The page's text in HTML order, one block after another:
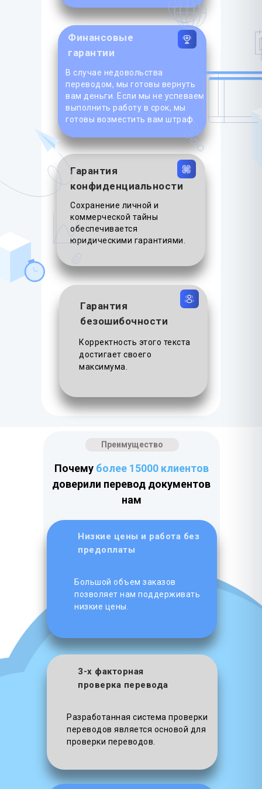
Гарантия
конфиденциальности
Финансовые
гарантии
Гарантия
безошибочности
Сохранение личной и
коммерческой тайны
обеспечивается
юридическими гарантиями.
В случае недовольства
переводом, мы готовы вернуть
вам деньги. Если мы не успеваем
выполнить работу в срок, мы
готовы возместить вам штраф.
Корректность этого текста
достигает своего
максимума.
Низкие цены и работа без
предоплаты
3-х факторная
проверка перевода
Разработанная система проверки
переводов является основой для
проверки переводов.
Преимущество
Почему более 15000 клиентов
доверили перевод документов
нам
Большой объем заказов
позволяет нам поддерживать
низкие цены.